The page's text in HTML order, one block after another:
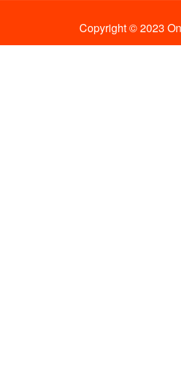
Copyright © 2023